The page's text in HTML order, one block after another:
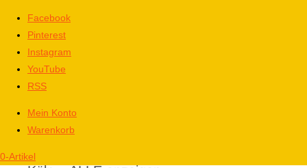
Facebook
Pinterest
Instagram
YouTube
RSS
Mein Konto
Warenkorb
0-Artikel
Kinder
Kindergeburtstag in